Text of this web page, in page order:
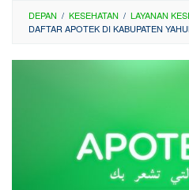
DEPAN / KESEHATAN / LAYANAN
DAFTAR APOTEK DI KABUPATEN